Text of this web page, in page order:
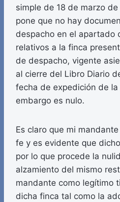
simple de 18 de marzo
pone que no hay
despacho en el apartado
relativos a la finca
de despacho, vigente
al cierre del Libro Diario
fecha de expedición de
embargo es nulo.
Es claro que mi
fe y es evidente que
por lo que procede la
alzamiento del mismo
mandante como legítimo
dicha finca tal como la